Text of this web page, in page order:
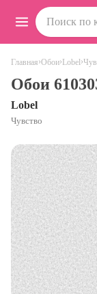
Главная›Обои› Lobel›
Обои
Lobel
Чувство